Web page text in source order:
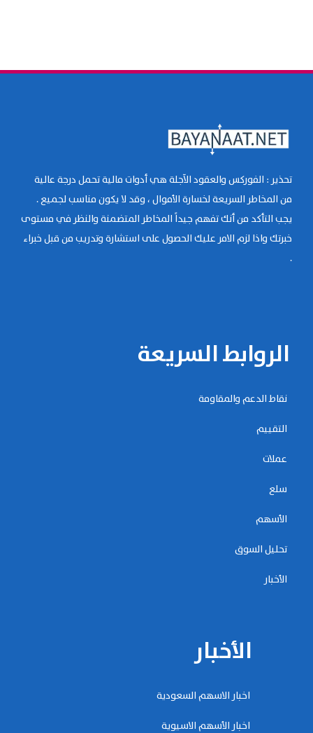
تحذير : الفوركس والعقود الآجلة هي أدوات مالية تحمل درجة عالية
من المخاطر السريعة لخسارة الأموال ، وقد لا يكون مناسب لجميع .
يجب التأكد من أنك تفهم جيداً المخاطر المتضمنة والنظر في مستوى
خبرتك واذا لزم الامر عليك الحصول على استشارة وتدريب من قبل خبراء
.
الروابط السريعة
نقاط الدعم والمقاومة
التقييم
عملات
سلع
الأسهم
تحليل السوق
الأخبار
الأخبار
اخبار الاسهم السعودية
اخبار الأسهم الاسيوية